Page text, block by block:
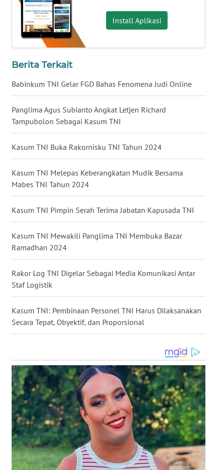
Install Aplikasi
Berita Terkait
Babinkum TNI Gelar FGD Bahas Fenomena Judi Online
Panglima Agus Subianto Angkat Letjen Richard
Tampubolon Sebagai Kasum TNI
Kasum TNI Buka Rakornisku TNI Tahun 2024
Kasum TNI Melepas Keberangkatan Mudik Bersama
Mabes TNI Tahun 2024
Kasum TNI Pimpin Serah Terima Jabatan Kapusada TNI
Kasum TNI Mewakili Panglima TNI Membuka Bazar
Ramadhan 2024
Rakor Log TNI Digelar Sebagai Media Komunikasi Antar
Staf Logistik
Kasum TNI: Pembinaan Personel TNI Harus Dilaksanakan
Secara Tepat, Obyektif, dan Proporsional
WN
MALUKU
MALUT
WN
TOBA
WN
NIAS
WN
WN
WN
LESUNG
WN
WN
SIMALUNGUN
WN
LABUHANBATU
WN
TAPANULI
TENGAH